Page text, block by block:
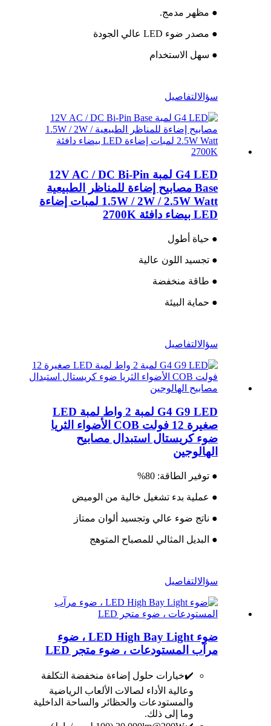
● مظهر مدمج.
● مصدر ضوء LED عالي الجودة
● سهل الاستخدام
سؤالالتفاصيل
G4 LED لمبة 12V AC / DC Bi-Pin
Base مصابيح إضاءة للمناظر الطبيعية
1.5W / 2W / 2.5W Watt لمبات إضاءة
LED بيضاء دافئة 2700K
● حياة أطول
● تجسيد اللون عالية
● طاقة منخفضة
● حماية البيئة
سؤالالتفاصيل
G4 G9 LED لمبة 2 واط لمبة LED
صغيرة 12 فولت COB الأضواء الثريا
ضوء كريستال استبدال مصابيح
الهالوجين
● توفير الطاقة: 80%
● عملية بدء تشغيل خالية من الوميض
● ناتج ضوء عالي وتجسيد ألوان ممتاز
● البديل المثالي للمصباح المتوهج
سؤالالتفاصيل
ضوء LED High Bay Light ، ضوء
مرآب المستودعات ، ضوء متجر LED
✔️خيارات حلول إضاءة منخفضة التكلفة
وعالية الأداء لصالات الألعاب الرياضية
والمستودعات والحظائر والساحة الداخلية
وما إلى ذلك.